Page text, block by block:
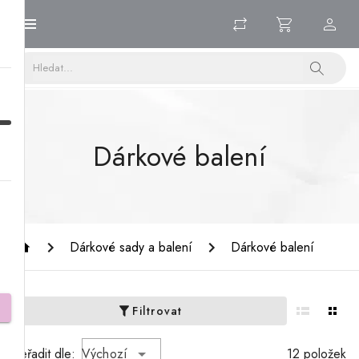
Dárkové balení
Dárkové sady a balení Dárkové balení
Filtrovat
12 položek
Seřadit dle: Výchozí